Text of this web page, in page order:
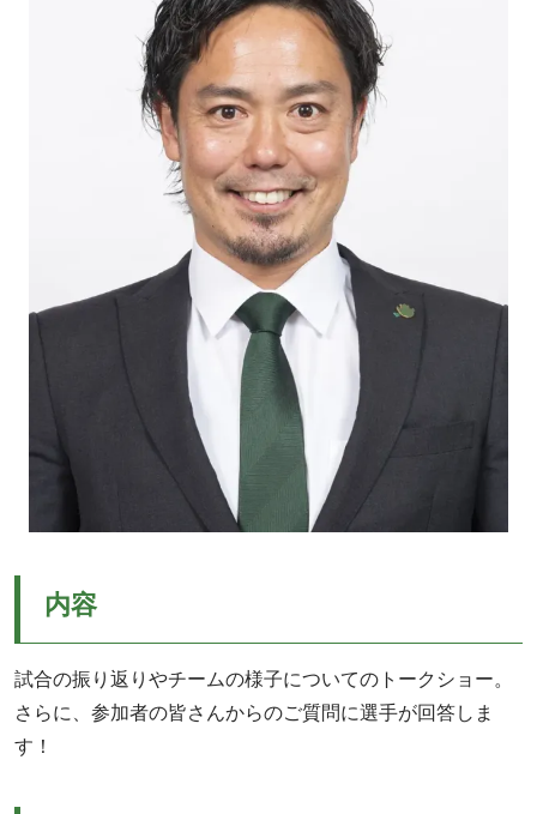
内容
試合の振り返りやチームの様子についてのトークショー。
さらに、参加者の皆さんからのご質問に選手が回答しま
す！